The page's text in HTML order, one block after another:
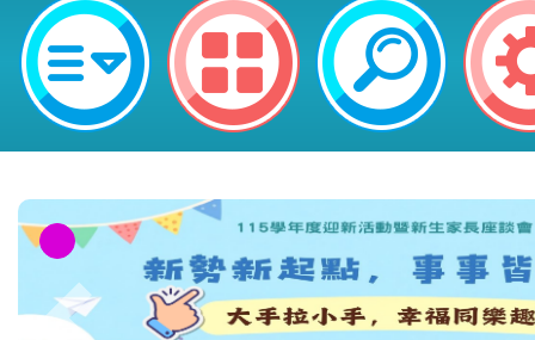
師介聘他縣市服務作業網」公告教
限及相關個別介聘 規定一案，請
鎮區新勢國民小學